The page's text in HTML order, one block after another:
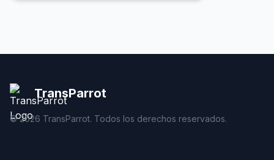
TransParrot
©2026 TransParrot. Todos los derechos reservados.